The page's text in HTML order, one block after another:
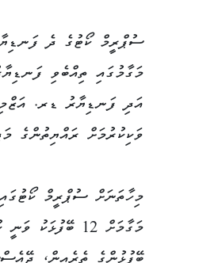
ސުޕްރީމް ކޯޓުގެ ދެ
މަގާމުގައި ތިއްބެވި
އަދި ފަނޑިޔާރު ޑރ.
ވަކިކުރުމަށް ރައްޔިތުންގެ
މިހާތަނަށް ސުޕްރީމް
މަގާމަށް 12